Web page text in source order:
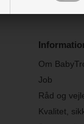
Om
Job
Råd og
Kvalitet,